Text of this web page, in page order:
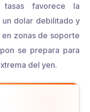
favorece la
dolar debilitado y
zonas de soporte
se prepara para
del yen.